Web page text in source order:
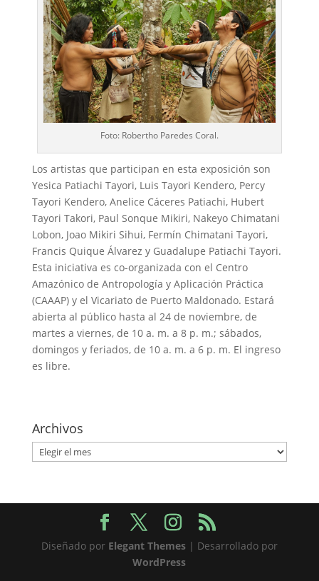
Foto: Robertho Paredes Coral.
Los artistas que participan en esta exposición son
Yesica Patiachi Tayori, Luis Tayori Kendero, Percy
Tayori Kendero, Anelice Cáceres Patiachi, Hubert
Tayori Takori, Paul Sonque Mikiri, Nakeyo Chimatani
Lobon, Joao Mikiri Sihui, Fermín Chimatani Tayori,
Francis Quique Álvarez y Guadalupe Patiachi Tayori.
Esta iniciativa es co-organizada con el Centro
Amazónico de Antropología y Aplicación Práctica
(CAAAP) y el Vicariato de Puerto Maldonado. Estará
abierta al público hasta al 24 de noviembre, de
martes a viernes, de 10 a. m. a 8 p. m.; sábados,
domingos y feriados, de 10 a. m. a 6 p. m. El ingreso
es libre.
Archivos
Archivos
Diseñado por Elegant Themes| Desarrollado por
WordPress